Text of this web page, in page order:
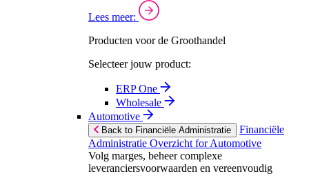
Lees meer:
Producten voor de Groothandel
Selecteer jouw product:
ERP One
Wholesale
Automotive
Back to Financiële Administratie
Financiële
Administratie Overzicht for Automotive
Volg marges, beheer complexe
leveranciersvoorwaarden en vereenvoudig